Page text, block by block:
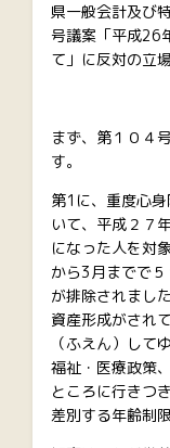
県一般会計及び
号議案「平成26
て」に反対の立
まず、第１０４
す。
第1に、重度心
いて、平成２７
になった人を対
から3月までで
が排除されまし
資産形成がされ
（ふえん）して
福祉・医療政策
ところに行きつ
差別する年齢制